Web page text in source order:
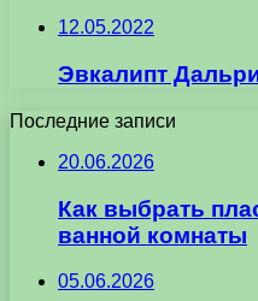
12.05.2022
Эвкалипт
Последние записи
20.06.2026
Как выбрать
ванной комнаты
05.06.2026